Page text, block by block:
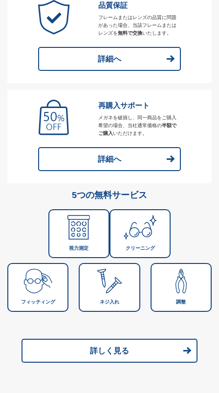
品質保証
フレームまたはレンズの品質に問題
があった場合、当該フレームまたは
レンズを無料で交換いたします。
詳細へ
再購入サポート
メガネを破損し、同一商品をご購入
希望の場合、当社通常価格の半額で
ご購入いただけます。
詳細へ
5つの無料サービス
視力測定 クリーニング
フィッティング ネジ入れ 調整
詳しく見る